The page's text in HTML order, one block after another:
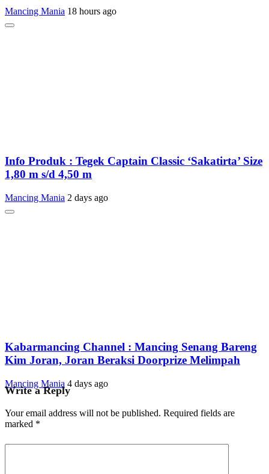
Mancing Mania 18 hours ago
Info Produk : Tegek Captain Classic ‘Sakatirta’ Size
1,80 m s/d 4,50 m
Mancing Mania 2 days ago
Kabarmancing Channel : Mancing Senang Bareng
Kim Joran, Joran Beraksi Doorprize Melimpah
Mancing Mania 4 days ago
Write a Reply
Your email address will not be published. Required fields are
marked *